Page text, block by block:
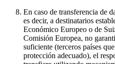
En caso de transferencia de
es decir, a destinatarios
Económico Europeo o de
Comisión Europea, no
suficiente (terceros países
protección adecuado), el